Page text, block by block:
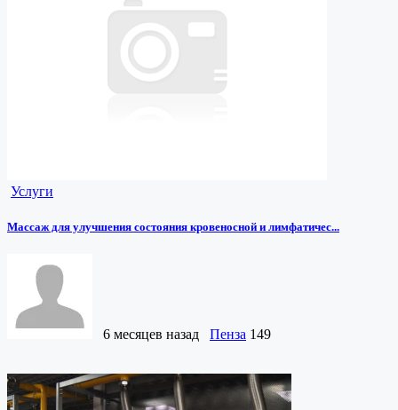
Услуги
Массаж для улучшения состояния кровеносной и лимфатичес...
6 месяцев назад Пенза 149